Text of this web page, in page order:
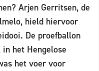
Arjen Gerritsen, de
hield hiervoor
De proefballon
het Hengelose
het voer voor